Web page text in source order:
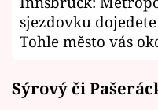
sjezdovku
Tohle město vás
Sýrový či